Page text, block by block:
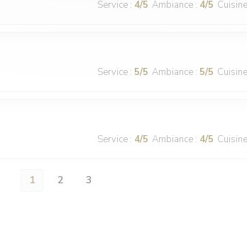
Service : 4/5 Ambiance : 4/5 Cuisine
Service : 5/5 Ambiance : 5/5 Cuisine
Service : 4/5 Ambiance : 4/5 Cuisine
1 2 3